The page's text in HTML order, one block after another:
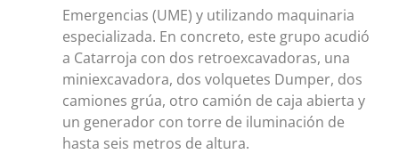
Emergencias (UME) y utilizando maquinaria
especializada. En concreto, este grupo acudió
a Catarroja con dos retroexcavadoras, una
miniexcavadora, dos volquetes Dumper, dos
camiones grúa, otro camión de caja abierta y
un generador con torre de iluminación de
hasta seis metros de altura.